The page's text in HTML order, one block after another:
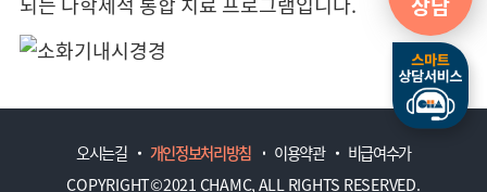
오시는길 개인정보처리방침 이용약관
비급여수가
COPYRIGHT©2021 CHAMC, ALL RIGHTS RESERVED.